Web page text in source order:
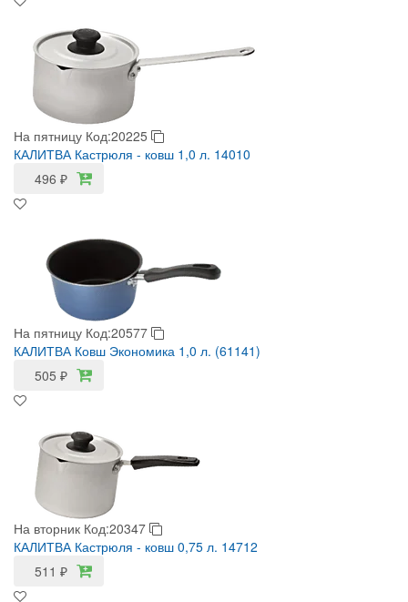
На пятницу Код:20225
КАЛИТВА Кастрюля - ковш 1,0 л. 14010
496 ₽
На пятницу Код:20577
КАЛИТВА Ковш Экономика 1,0 л. (61141)
505 ₽
На вторник Код:20347
КАЛИТВА Кастрюля - ковш 0,75 л. 14712
511 ₽